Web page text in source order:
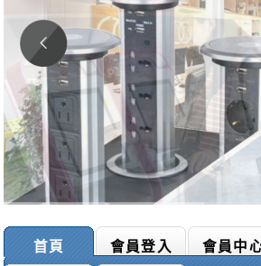
首頁 會員登入 會員中